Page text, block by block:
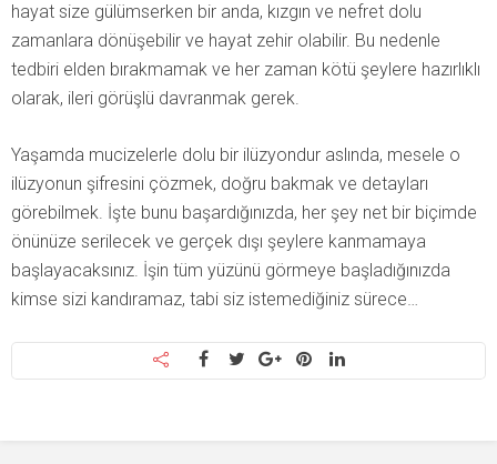
hayat size gülümserken bir anda, kızgın ve nefret dolu
zamanlara dönüşebilir ve hayat zehir olabilir. Bu nedenle
tedbiri elden bırakmamak ve her zaman kötü şeylere hazırlıklı
olarak, ileri görüşlü davranmak gerek.
Yaşamda mucizelerle dolu bir ilüzyondur aslında, mesele o
ilüzyonun şifresini çözmek, doğru bakmak ve detayları
görebilmek. İşte bunu başardığınızda, her şey net bir biçimde
önünüze serilecek ve gerçek dışı şeylere kanmamaya
başlayacaksınız. İşin tüm yüzünü görmeye başladığınızda
kimse sizi kandıramaz, tabi siz istemediğiniz sürece…